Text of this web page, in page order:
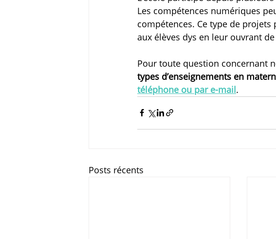
Les compétences numériques
compétences. Ce type de
aux élèves dys en leur ouvrant
Pour toute question concernant
types d’enseignements en
téléphone ou par e-mail.
Posts récents